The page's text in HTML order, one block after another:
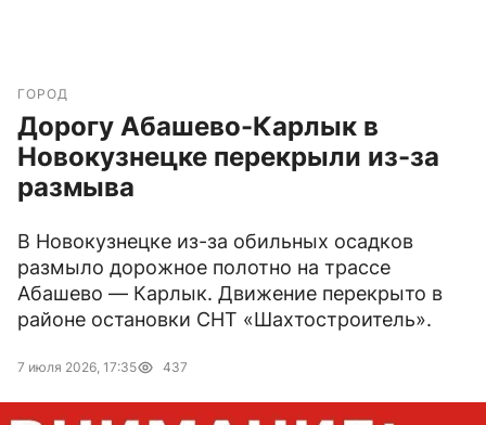
ГОРОД
Дорогу Абашево-Карлык в
Новокузнецке перекрыли из-за
размыва
В Новокузнецке из-за обильных осадков
размыло дорожное полотно на трассе
Абашево — Карлык. Движение перекрыто в
районе остановки СНТ «Шахтостроитель».
7 июля 2026, 17:35 437